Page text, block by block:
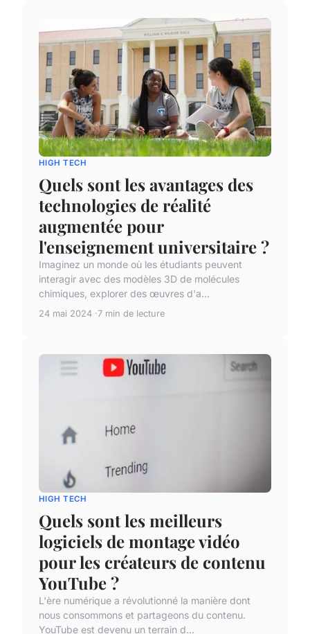
HIGH TECH
Quels sont les avantages des
technologies de réalité
augmentée pour
l'enseignement universitaire ?
Imaginez un monde où les étudiants peuvent
interagir avec des modèles 3D de molécules
chimiques, explorer des œuvres d'a...
24 mai 2024 7 min de lecture
HIGH TECH
Quels sont les meilleurs
logiciels de montage vidéo
pour les créateurs de contenu
YouTube ?
L'ère numérique a révolutionné la manière dont
nous consommons et partageons du contenu.
YouTube est devenu un terrain d...